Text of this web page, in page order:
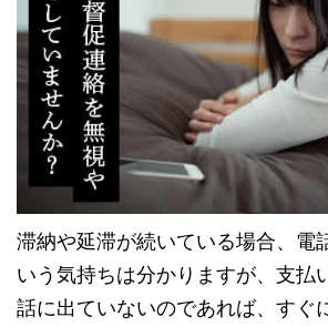
滞納や延滞が続いている場合、電
いう気持ちは分かりますが、支払
話に出ていないのであれば、すぐ